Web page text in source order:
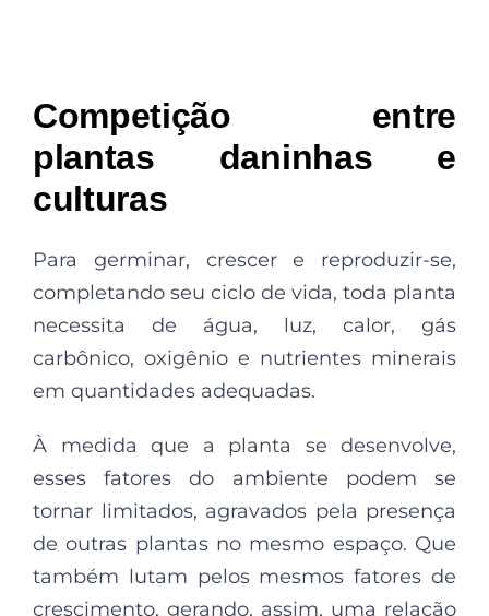
Competição entre
plantas daninhas e
culturas
Para germinar, crescer e reproduzir-se,
completando seu ciclo de vida, toda planta
necessita de água, luz, calor, gás
carbônico, oxigênio e nutrientes minerais
em quantidades adequadas.
À medida que a planta se desenvolve,
esses fatores do ambiente podem se
tornar limitados, agravados pela presença
de outras plantas no mesmo espaço. Que
também lutam pelos mesmos fatores de
crescimento, gerando, assim, uma relação